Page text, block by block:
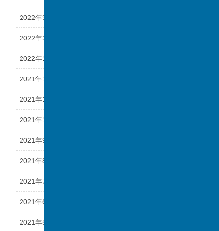
2022年3月
2022年2月
2022年1月
2021年12月
2021年11月
2021年10月
2021年9月
2021年8月
2021年7月
2021年6月
2021年5月